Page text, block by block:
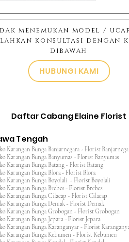
menemukan model /
konsultasi dengan
dibawah
HUBUNGI KAMI
Daftar Cabang Elaine Florist
Tengah
Karangan Bunga Banjarnegara - Florist
Karangan Bunga Banyumas - Florist Banyumas
Karangan Bunga Batang - Florist Batang
Karangan Bunga Blora - Florist Blora
Karangan Bunga Boyolali - Florist Boyolali
Karangan Bunga Brebes - Florist Brebes
Karangan Bunga Cilacap - Florist Cilacap
Karangan Bunga Demak - Florist Demak
Karangan Bunga Grobogan - Florist Grobogan
Karangan Bunga Jepara - Florist Jepara
Karangan Bunga Karanganyar - Florist
Karangan Bunga Kebumen - Florist Kebumen